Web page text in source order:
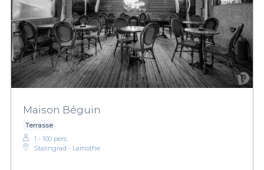
Maison Béguin
Terrasse
1 - 100 pers.
Stalingrad - Lamothe